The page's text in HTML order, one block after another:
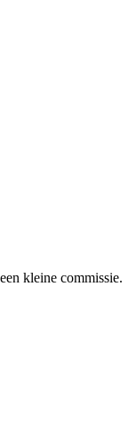
kleine commissie.